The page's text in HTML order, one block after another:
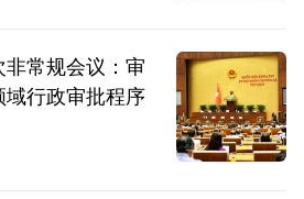
常规会议：审
行政审批程序